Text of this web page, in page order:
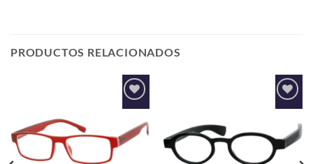
PRODUCTOS RELACIONADOS
Añadir
lista de
deseos
Añadir
lista de
deseos